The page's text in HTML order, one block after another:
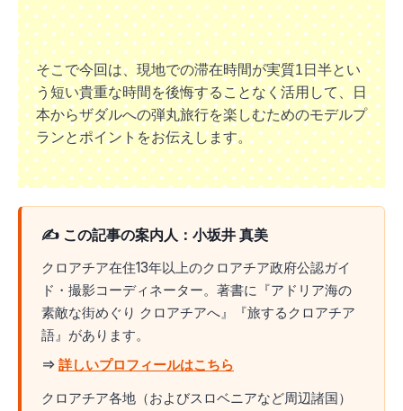
そこで今回は、現地での滞在時間が実質1日半とい
う短い貴重な時間を後悔することなく活用して、日
本からザダルへの弾丸旅行を楽しむためのモデルプ
ランとポイントをお伝えします。
✍️ この記事の案内人：小坂井 真美
クロアチア在住13年以上のクロアチア政府公認ガイ
ド・撮影コーディネーター。著書に『アドリア海の
素敵な街めぐり クロアチアへ』『旅するクロアチア
語』があります。
⇒ 詳しいプロフィールはこちら
クロアチア各地（およびスロベニアなど周辺諸国）